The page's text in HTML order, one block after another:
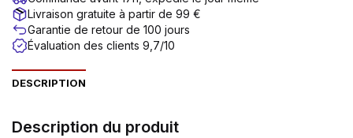
Livraison gratuite à partir de 99 €
Garantie de retour de 100 jours
Évaluation des clients 9,7/10
DESCRIPTION
Description du produit